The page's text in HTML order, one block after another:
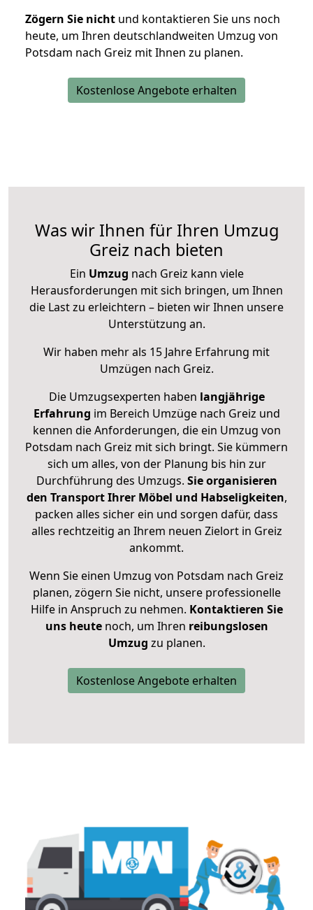
Zögern Sie nicht und kontaktieren Sie uns noch
heute, um Ihren deutschlandweiten Umzug von
Potsdam nach Greiz mit Ihnen zu planen.
Kostenlose Angebote erhalten
Was wir Ihnen für Ihren Umzug
Greiz nach bieten
Ein Umzug nach Greiz kann viele
Herausforderungen mit sich bringen, um Ihnen
die Last zu erleichtern – bieten wir Ihnen unsere
Unterstützung an.
Wir haben mehr als 15 Jahre Erfahrung mit
Umzügen nach Greiz.
Die Umzugsexperten haben langjährige
Erfahrung im Bereich Umzüge nach Greiz und
kennen die Anforderungen, die ein Umzug von
Potsdam nach Greiz mit sich bringt. Sie kümmern
sich um alles, von der Planung bis hin zur
Durchführung des Umzugs. Sie organisieren
den Transport Ihrer Möbel und Habseligkeiten,
packen alles sicher ein und sorgen dafür, dass
alles rechtzeitig an Ihrem neuen Zielort in Greiz
ankommt.
Wenn Sie einen Umzug von Potsdam nach Greiz
planen, zögern Sie nicht, unsere professionelle
Hilfe in Anspruch zu nehmen. Kontaktieren Sie
uns heutenoch, um Ihren reibungslosen
Umzug zu planen.
Kostenlose Angebote erhalten